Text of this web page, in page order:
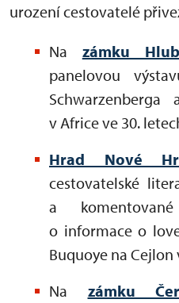
urození cestovatelé
Na zámku
panelovou
v Africe ve 30.
Hrad Nové
cestovatelské
a
o informace o
Buquoye na Cejlon
Na zámku